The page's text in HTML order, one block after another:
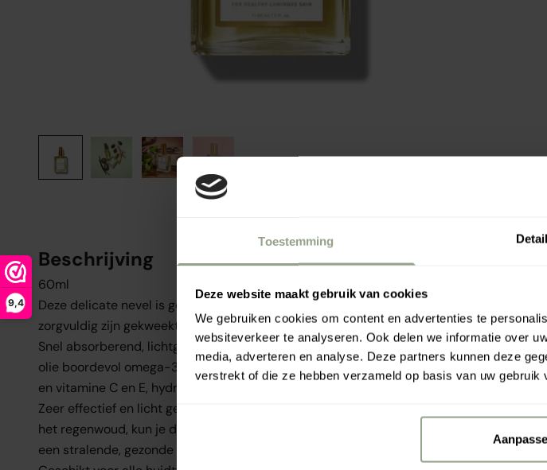
Toestemming
Deze website maakt gebruik van cookies
We gebruiken cookies om content en advertenties te
websiteverkeer te analyseren. Ook delen we informatie over
media, adverteren en analyse. Deze partners kunnen deze
verstrekt of die ze hebben verzameld op basis van uw gebruik
9,4
Beschrijving
60ml
Deze delicate nevel is gemaakt met plantaangedreven Symbiotic®-oliën die
zorgvuldig zijn gekweekt in het Amazone-regenwoud en is verrassend krachtig.
Snel absorberend, lichtgewicht en hydraterend, deze herstellende, voedende
olie boordevol omega-3- en omega-9-vetzuren, antioxidanten, carotenoïden
en vitamine C en E, hydrateert de huid diep.
Zeer effectief en licht geparfumeerd met natuurlijke botanische ingrediënten uit
het regenwoud, kun je de Rahua® Body Oil ook als massageolie gebruiken voor
een stralende, gezonde huid.